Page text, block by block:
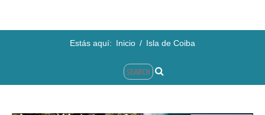
Estás aquí: Inicio / Isla de Coiba